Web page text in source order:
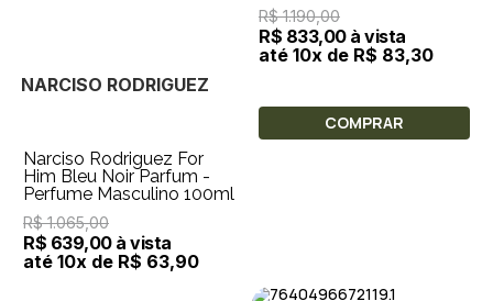
NARCISO RODRIGUEZ
Narciso Rodriguez For
Him Bleu Noir Parfum -
Perfume Masculino 100ml
R$ 1.065,00
R$ 639,00 à vista
até 10x de R$ 63,90
R$ 1.190,00
R$ 833,00 à vista
até 10x de R$ 83,30
COMPRAR